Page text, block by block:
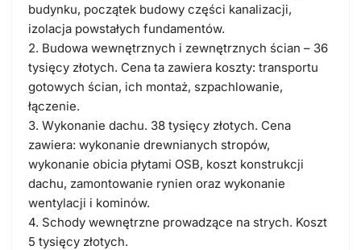
budynku, początek budowy części kanalizacji,
izolacja powstałych fundamentów.
2. Budowa wewnętrznych i zewnętrznych ścian – 36
tysięcy złotych. Cena ta zawiera koszty: transportu
gotowych ścian, ich montaż, szpachlowanie,
łączenie.
3. Wykonanie dachu. 38 tysięcy złotych. Cena
zawiera: wykonanie drewnianych stropów,
wykonanie obicia płytami OSB, koszt konstrukcji
dachu, zamontowanie rynien oraz wykonanie
wentylacji i kominów.
4. Schody wewnętrzne prowadzące na strych. Koszt
5 tysięcy złotych.